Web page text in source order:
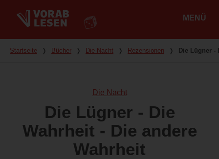
MENÜ
Du bist hier
Startseite ❭ Bücher ❭ Die Nacht ❭ Rezensionen ❭ Die Lügner -
Die Nacht
Die Lügner - Die
Wahrheit - Die andere
Wahrheit